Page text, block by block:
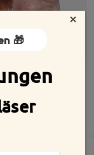
×
🎁